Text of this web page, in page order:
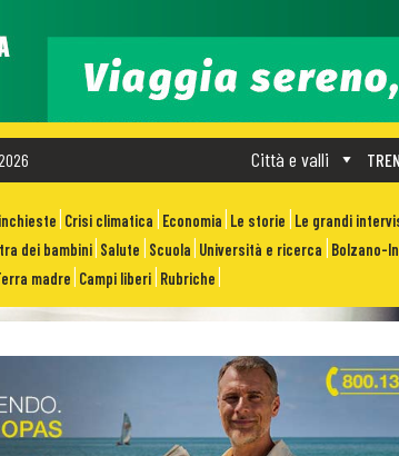
Città e valli
Crisi climatica Economia Le storie Le grandi
dei bambini Salute Scuola Università e ricerca Bolzano-
madre Campi liberi Rubriche